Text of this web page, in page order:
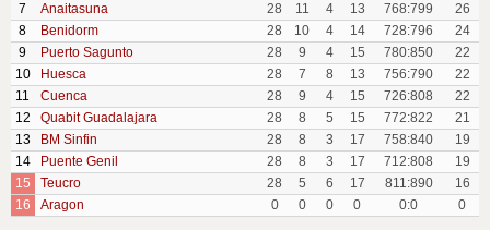
7
Anaitasuna 28 11 4 13 768:799
26
8
Benidorm 28 10 4 14 728:796
24
9
Puerto Sagunto 28 9 4 15 780:850
22
10
Huesca 28 7 8 13 756:790
22
11
Cuenca 28 9 4 15 726:808
22
12
Quabit Guadalajara 28 8 5 15 772:822
21
13
BM Sinfin 28 8 3 17 758:840
19
14
Puente Genil 28 8 3 17 712:808
19
15
Teucro 28 5 6 17 811:890
16
16
Aragon 0 0 0 0 0:0 0